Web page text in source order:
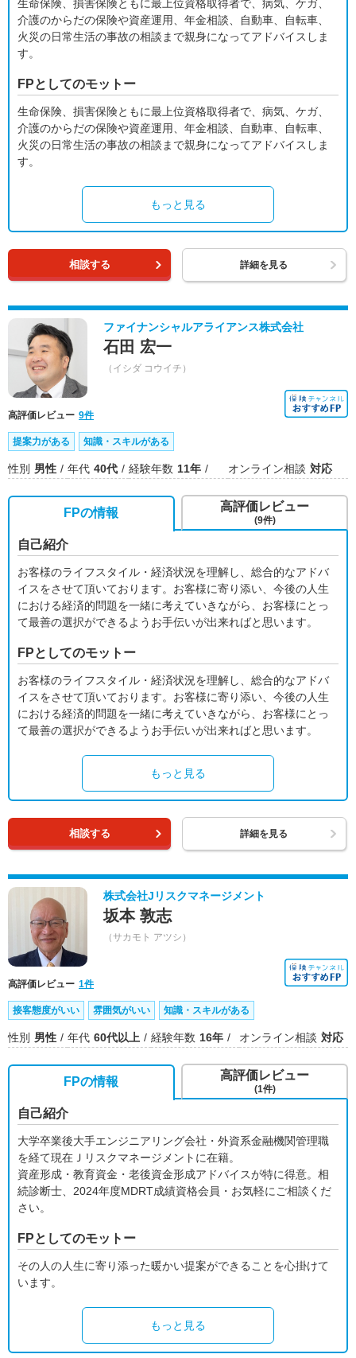
生命保険、損害保険ともに最上位資格取得者で、病気、ケガ、
介護のからだの保険や資産運用、年金相談、自動車、自転車、
火災の日常生活の事故の相談まで親身になってアドバイスしま
す。
FPとしてのモットー
生命保険、損害保険ともに最上位資格取得者で、病気、ケガ、
介護のからだの保険や資産運用、年金相談、自動車、自転車、
火災の日常生活の事故の相談まで親身になってアドバイスしま
す。
もっと見る
相談する 詳細を見る
ファイナンシャルアライアンス株式会社
石田 宏一
（イシダ コウイチ）
高評価レビュー 9件
提案力がある 知識・スキルがある
性別 男性 年代 40代 経験年数 11年 オンライン相談 対応
FPの情報
自己紹介
お客様のライフスタイル・経済状況を理解し、総合的なアドバ
イスをさせて頂いております。お客様に寄り添い、今後の人生
における経済的問題を一緒に考えていきながら、お客様にとっ
て最善の選択ができるようお手伝いが出来ればと思います。
FPとしてのモットー
お客様のライフスタイル・経済状況を理解し、総合的なアドバ
イスをさせて頂いております。お客様に寄り添い、今後の人生
における経済的問題を一緒に考えていきながら、お客様にとっ
て最善の選択ができるようお手伝いが出来ればと思います。
もっと見る
高評価レビュー
(9件)
相談する 詳細を見る
株式会社Jリスクマネージメント
坂本 敦志
（サカモト アツシ）
高評価レビュー 1件
接客態度がいい 雰囲気がいい 知識・スキルがある
性別 男性 年代 60代以上 経験年数 16年 オンライン相談 対応
FPの情報
自己紹介
大学卒業後大手エンジニアリング会社・外資系金融機関管理職
を経て現在Ｊリスクマネージメントに在籍。
資産形成・教育資金・老後資金形成アドバイスが特に得意。相
続診断士、2024年度MDRT成績資格会員・お気軽にご相談くだ
さい。
FPとしてのモットー
その人の人生に寄り添った暖かい提案ができることを心掛けて
います。
もっと見る
高評価レビュー
(1件)